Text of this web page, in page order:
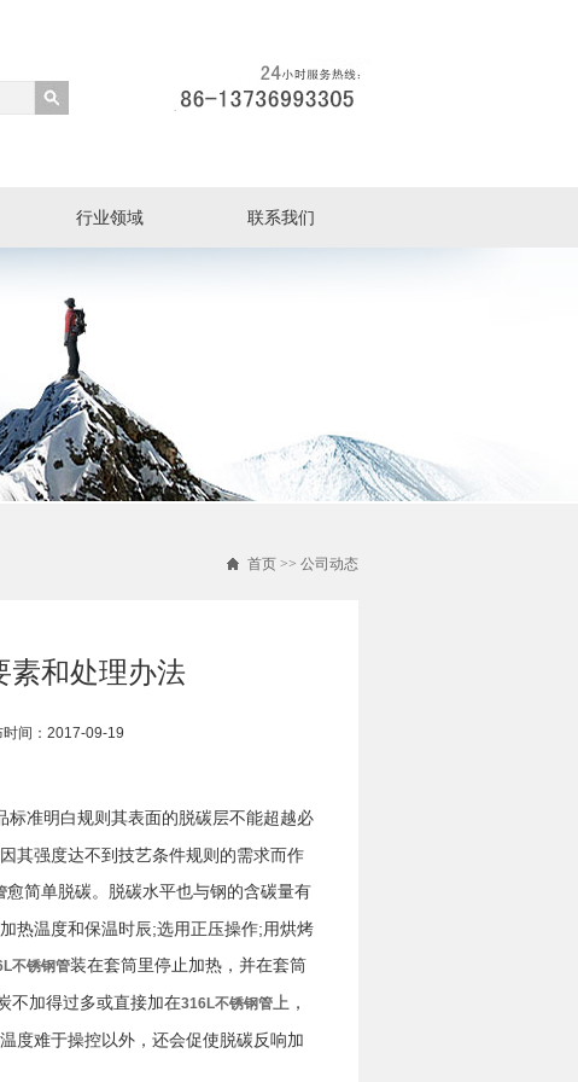
行业领域 联系我们
首页 >> 公司动态
素和处理办法
时间：2017-09-19
标准明白规则其表面的脱碳层不能超越必
其强度达不到技艺条件规则的需求而作
愈简单脱碳。脱碳水平也与钢的含碳量有
热温度和保温时辰;选用正压操作;用烘烤
不锈钢管装在套筒里停止加热，并在套筒
不加得过多或直接加在316L不锈钢管 上，
度难于操控以外，还会促使脱碳反响加